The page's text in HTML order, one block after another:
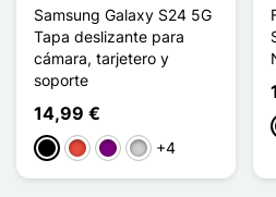
Samsung Galaxy S24 5G
Tapa deslizante para
cámara, tarjetero y
soporte
14,99 €
NegroRojoPúrpura
Plata+4